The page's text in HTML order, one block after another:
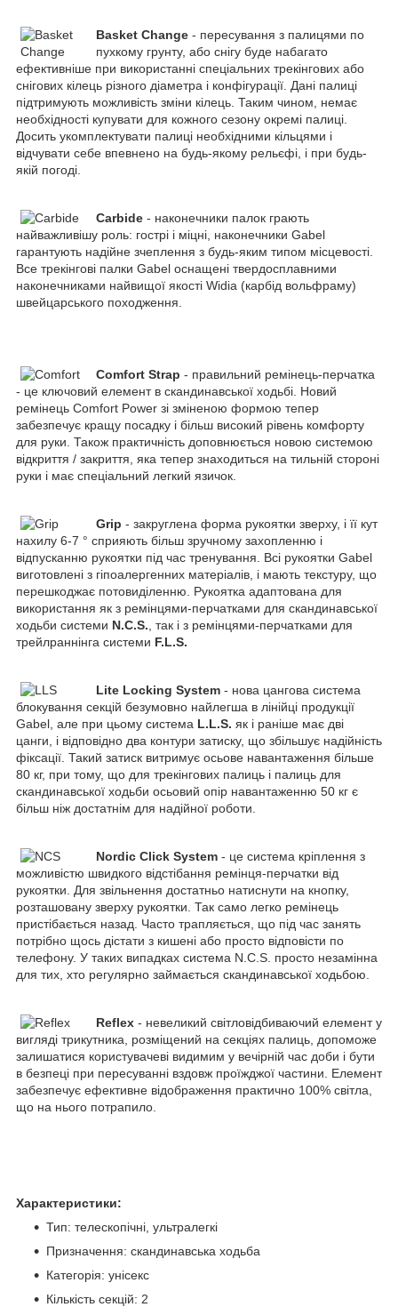
Basket Change - пересування з палицями по
пухкому грунту, або снігу буде набагато
ефективніше при використанні спеціальних трекінгових або
снігових кілець різного діаметра і конфігурації. Дані палиці
підтримують можливість зміни кілець. Таким чином, немає
необхідності купувати для кожного сезону окремі палиці.
Досить укомплектувати палиці необхідними кільцями і
відчувати себе впевнено на будь-якому рельєфі, і при будь-
якій погоді.
Carbide - наконечники палок грають
найважливішу роль: гострі і міцні, наконечники Gabel
гарантують надійне зчеплення з будь-яким типом місцевості.
Все трекінгові палки Gabel оснащені твердосплавними
наконечниками найвищої якості Widia (карбід вольфраму)
швейцарського походження.
Comfort Strap - правильний ремінець-перчатка
- це ключовий елемент в скандинавської ходьбі. Новий
ремінець Comfort Power зі зміненою формою тепер
забезпечує кращу посадку і більш високий рівень комфорту
для руки. Також практичність доповнюється новою системою
відкриття / закриття, яка тепер знаходиться на тильній стороні
руки і має спеціальний легкий язичок.
Grip - закруглена форма рукоятки зверху, і її кут
нахилу 6-7 ° сприяють більш зручному захопленню і
відпусканню рукоятки під час тренування. Всі рукоятки Gabel
виготовлені з гіпоалергенних матеріалів, і мають текстуру, що
перешкоджає потовиділенню. Рукоятка адаптована для
використання як з ремінцями-перчатками для скандинавської
ходьби системи N.C.S. , так і з ремінцями-перчатками для
трейлраннінга системи F.L.S.
Lite Locking System - нова цангова система
блокування секцій безумовно найлегша в лінійці продукції
Gabel, але при цьому система L.L.S. як і раніше має дві
цанги, і відповідно два контури затиску, що збільшує надійність
фіксації. Такий затиск витримує осьове навантаження більше
80 кг, при тому, що для трекінгових палиць і палиць для
скандинавської ходьби осьовий опір навантаженню 50 кг є
більш ніж достатнім для надійної роботи.
Nordic Click System - це система кріплення з
можливістю швидкого відстібання ремінця-перчатки від
рукоятки. Для звільнення достатньо натиснути на кнопку,
розташовану зверху рукоятки. Так само легко ремінець
пристібається назад. Часто трапляється, що під час занять
потрібно щось дістати з кишені або просто відповісти по
телефону. У таких випадках система N.C.S. просто незамінна
для тих, хто регулярно займається скандинавської ходьбою.
Reflex - невеликий світловідбиваючий елемент у
вигляді трикутника, розміщений на секціях палиць, допоможе
залишатися користувачеві видимим у вечірній час доби і бути
в безпеці при пересуванні вздовж проїжджої частини. Елемент
забезпечує ефективне відображення практично 100% світла,
що на нього потрапило.
Характеристики:
Тип: телескопічні, ультралегкі
Призначення: скандинавська ходьба
Категорія: унісекс
Кількість секцій: 2